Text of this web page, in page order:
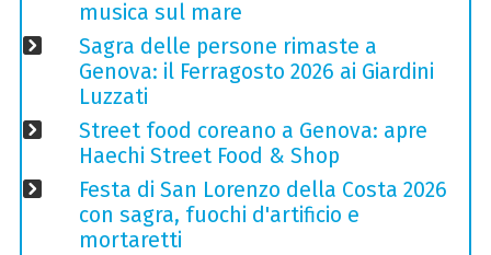
musica sul mare
Sagra delle persone rimaste a
Genova: il Ferragosto 2026 ai Giardini
Luzzati
Street food coreano a Genova: apre
Haechi Street Food & Shop
Festa di San Lorenzo della Costa 2026
con sagra, fuochi d'artificio e
mortaretti